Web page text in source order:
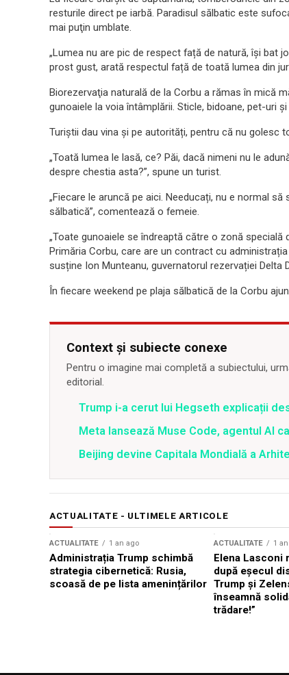
resturile direct pe iarbă. Paradisul sălbatic este
mai puţin umblate.
„Lumea nu are pic de respect față de natură, își bat
prost gust, arată respectul față de toată lumea din
Biorezervaţia naturală de la Corbu a rămas în mică
gunoaiele la voia întâmplării. Sticle, bidoane, pet-uri
Turiştii dau vina și pe autorități, pentru că nu golesc
„Toată lumea le lasă, ce? Păi, dacă nimeni nu le
despre chestia asta?”, spune un turist.
„Fiecare le aruncă pe aici. Needucați, nu e normal
sălbatică”, comentează o femeie.
„Toate gunoaiele se îndreaptă către o zonă
Primăria Corbu, care are un contract cu
susține Ion Munteanu, guvernatorul rezervației Delta
În fiecare weekend pe plaja sălbatică de la Corbu
Context și subiecte conexe
Pentru o imagine mai completă a subiectului,
editorial.
Trump i-a cerut lui Hegseth explicații
Meta lansează Muse Code, agentul AI
Beijing devine Capitala Mondială a
ACTUALITATE - ULTIMELE ARTICOLE
ACTUALITATE 1 an ago
Administrația Trump schimbă
strategia cibernetică: Rusia,
scoasă de pe lista amenințărilor
ACTUALITATE 1
Elena Lasconi
după eșecul
Trump și
înseamnă
trădare!”